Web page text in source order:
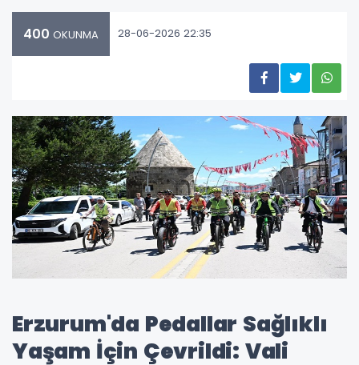
400 OKUNMA 28-06-2026 22:35
Erzurum'da Pedallar Sağlıklı
Yaşam İçin Çevrildi: Vali